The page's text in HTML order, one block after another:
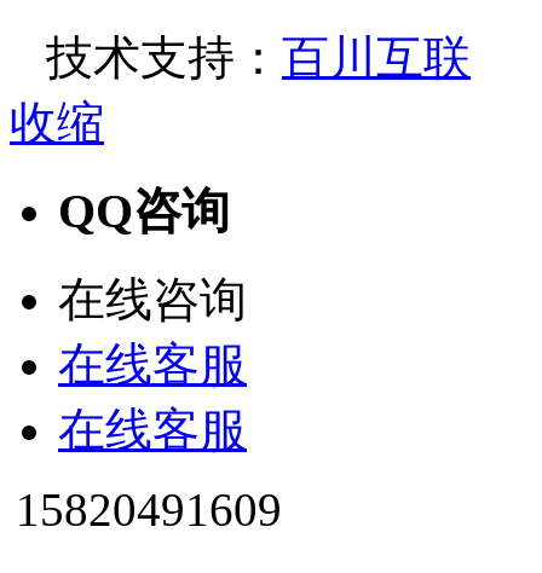
技术支持： 百川互联
收缩
QQ咨询
在线咨询
在线客服
在线客服
15820491609